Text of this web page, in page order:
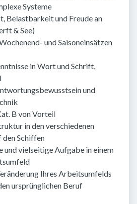
Systeme
Belastbarkeit und Freude an
& See)
und Saisoneinsätzen
in Wort und Schrift,
und
B von Vorteil
in den verschiedenen
den Schiffen
und vielseitige Aufgabe in einem
Ihres Arbeitsumfelds
ursprünglichen Beruf